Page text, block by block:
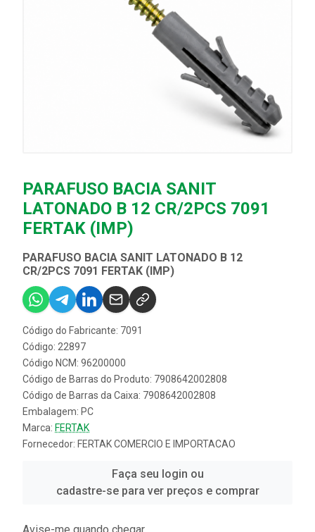
PARAFUSO BACIA SANIT
LATONADO B 12 CR/2PCS 7091
FERTAK (IMP)
PARAFUSO BACIA SANIT LATONADO B 12
CR/2PCS 7091 FERTAK (IMP)
Código do Fabricante: 7091
Código: 22897
Código NCM: 96200000
Código de Barras do Produto: 7908642002808
Código de Barras da Caixa: 7908642002808
Embalagem: PC
Marca: FERTAK
Fornecedor: FERTAK COMERCIO E IMPORTACAO
Faça seu login ou
cadastre-se para ver preços e comprar